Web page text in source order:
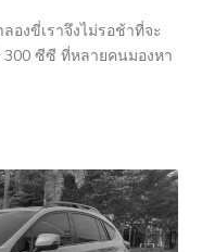
องขี่เราจึงไม่รอช้าที่จะ
300 ซีซี ที่หลายคนมองหา